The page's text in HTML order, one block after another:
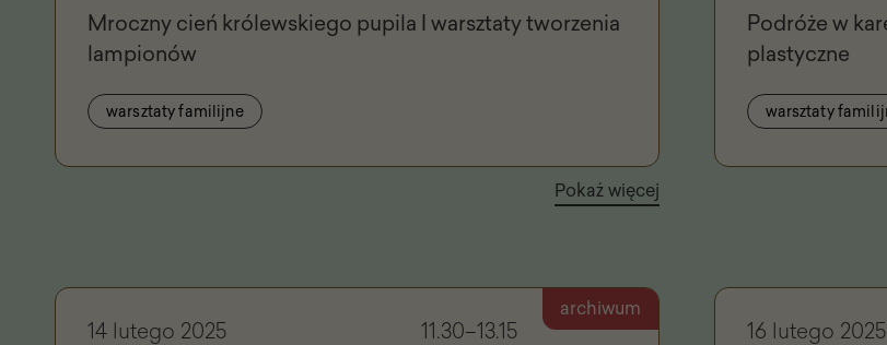
Mroczny cień królewskiego pupila I warsztaty tworzenia
lampionów
warsztaty familijne
Pokaż więcej
Podróże w
plastyczne
warsztaty
archiwum
14 lutego 2025 11.30–13.15 16 lutego 2025